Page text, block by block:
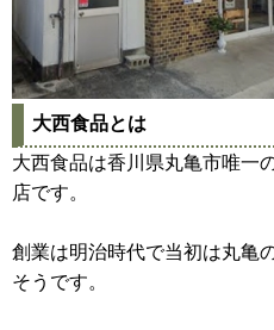
大西食品とは
大西食品は香川県丸亀市唯一
店です。
創業は明治時代で当初は丸亀
そうです。